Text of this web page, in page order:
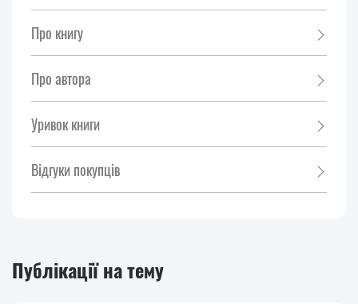
Про книгу
Про автора
Уривок книги
Відгуки покупців
Публікації на тему